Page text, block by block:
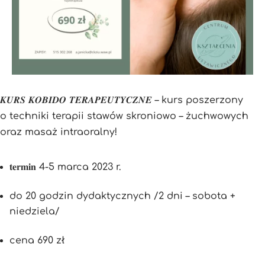
𝑲𝑼𝑹𝑺 𝑲𝑶𝑩𝑰𝑫𝑶 𝑻𝑬𝑹𝑨𝑷𝑬𝑼𝑻𝒀𝑪𝒁𝑵𝑬 – kurs poszerzony
o techniki terapii stawów skroniowo – żuchwowych
oraz masaż intraoralny!
𝐭𝐞𝐫𝐦𝐢𝐧 4-5 marca 2023 r.
do 20 godzin dydaktycznych /2 dni – sobota +
niedziela/
cena 690 zł